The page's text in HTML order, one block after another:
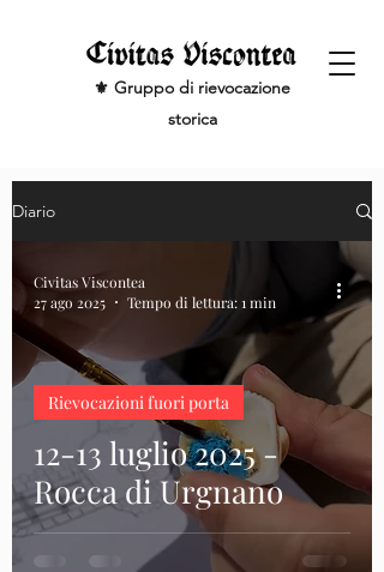
⚜️ Gruppo di rievocazione
storica
Diario
12-13 luglio 2025 -
Rocca di Urgnano
Rievocazioni fuori porta
Civitas Viscontea
27 ago 2025
Tempo di lettura: 1 min